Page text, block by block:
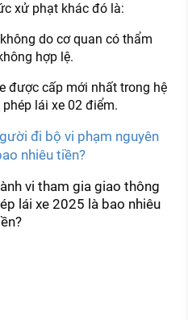
xử phạt khác đó là:
do cơ quan có thẩm
hợp lệ.
được cấp mới nhất trong hệ
lái xe 02 điểm.
đi bộ vi phạm nguyên
nhiêu tiền?